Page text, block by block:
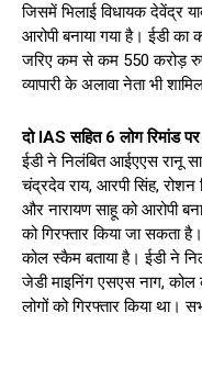
जिसमें भिलाई विधायक देवेंद्र
आरोपी बनाया गया है। ईडी
जरिए कम से कम 550 करोड़
व्यापारी के अलावा नेता भी
दो IAS सहित 6 लोग रिमांड
ईडी ने निलंबित आईएएस रानू
चंद्रदेव राय, आरपी सिंह, रोशन
और नारायण साहू को आरोपी
को गिरफ्तार किया जा सकता
कोल स्कैम बताया है। ईडी ने
जेडी माइनिंग एसएस नाग, कोल
लोगों को गिरफ्तार किया था।